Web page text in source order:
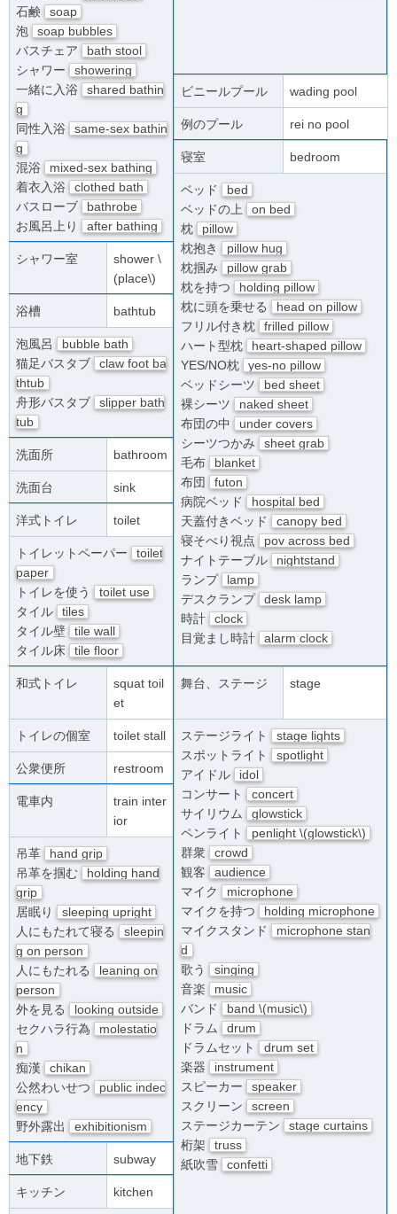
石鹸
soap
泡
soap bubbles
バスチェア
bath stool
シャワー
showering
一緒に入浴
shared bathin
g
同性入浴
same-sex bathin
g
混浴
mixed-sex bathing
着衣入浴
clothed bath
バスローブ
bathrobe
お風呂上り
after bathing
ビニールプール wading pool
例のプール rei no pool
寝室 bedroom
ベッド
bed
ベッドの上
on bed
枕
pillow
枕抱き
pillow hug
枕掴み
pillow grab
枕を持つ
holding pillow
枕に頭を乗せる
head on pillow
フリル付き枕
frilled pillow
ハート型枕
heart-shaped pillow
YES/NO枕
yes-no pillow
ベッドシーツ
bed sheet
裸シーツ
naked sheet
布団の中
under covers
シーツつかみ
sheet grab
毛布
blanket
布団
futon
病院ベッド
hospital bed
天蓋付きベッド
canopy bed
寝そべり視点
pov across bed
ナイトテーブル
nightstand
ランプ
lamp
デスクランプ desk lamp
時計
clock
目覚まし時計
alarm clock
シャワー室
shower \
(place\)
浴槽 bathtub
泡風呂
bubble bath
猫足バスタブ
claw foot ba
thtub
舟形バスタブ
slipper bath
tub
洗面所 bathroom
洗面台 sink
洋式トイレ toilet
トイレットペーパー
toilet
paper
トイレを使う
toilet use
タイル
tiles
タイル壁
tile wall
タイル床
tile floor
和式トイレ
squat toil
et
舞台、ステージ stage
トイレの個室 toilet stall ステージライト
stage lights
スポットライト
spotlight
アイドル
idol
コンサート
concert
サイリウム
glowstick
ペンライト
penlight \(glowstick\)
群衆
crowd
観客
audience
マイク
microphone
マイクを持つ
holding microphone
マイクスタンド
microphone stan
d
歌う
singing
音楽
music
バンド
band \(music\)
ドラム
drum
ドラムセット
drum set
楽器
instrument
スピーカー
speaker
スクリーン
screen
ステージカーテン
stage curtains
桁架
truss
紙吹雪
confetti
公衆便所 restroom
電車内
train inter
ior
吊革
hand grip
吊革を掴む
holding hand
grip
居眠り
sleeping upright
人にもたれて寝る
sleepin
g on person
人にもたれる
leaning on
person
外を見る
looking outside
セクハラ行為
molestatio
n
痴漢
chikan
公然わいせつ
public indec
ency
野外露出
exhibitionism
地下鉄 subway
キッチン kitchen